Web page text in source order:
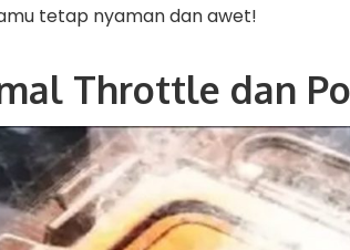
tetap nyaman dan awet!
Throttle dan